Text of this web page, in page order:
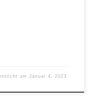
amJanuar 4, 2023